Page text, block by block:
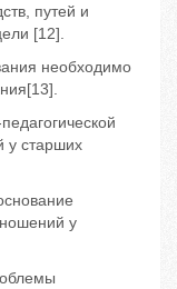
путей и
[12].
необходимо
у старших
у